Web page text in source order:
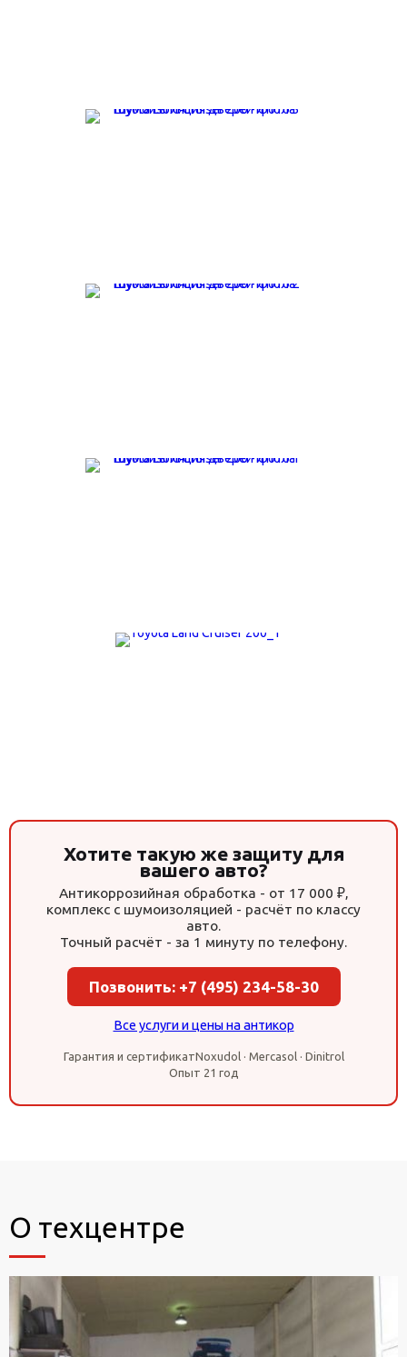
Хотите такую же защиту для
вашего авто?
Антикоррозийная обработка - от 17 000 ₽,
комплекс с шумоизоляцией - расчёт по классу
авто.
Точный расчёт - за 1 минуту по телефону.
Позвонить: +7 (495) 234-58-30
Все услуги и цены на антикор
Гарантия и сертификатNoxudol · Mercasol · Dinitrol
Опыт 21 год
О техцентре